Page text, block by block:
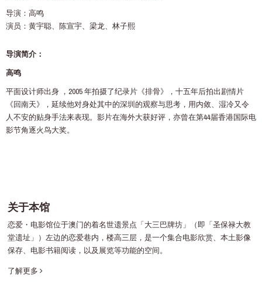
导演：高鸣
演员：黄宇聪、陈宣宇、梁龙、林子熙
导演简介：
高鸣
平面设计师出身 ，2005 年拍摄了纪录片《排骨》，十五年后拍出剧情片
《回南天》，延续他对身处其中的深圳的观察与思考，用内敛、湿冷又令
人不安的贴身手法来表现。影片在海外大获好评，亦曾在第44届香港国际电
影节角逐火鸟大奖。
关于本馆
恋爱・电影馆位于澳门的着名世遗景点「大三巴牌坊」（即「圣保禄大教
堂遗址」）左边的恋爱巷内，楼高三层，是一个集合电影欣赏、本土影像
保存、电影书籍阅读，以及展览等功能的空间。
了解更多